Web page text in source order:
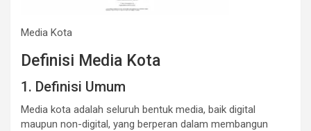
Media Kota
Definisi Media Kota
1. Definisi Umum
Media kota adalah seluruh bentuk media, baik digital
maupun non-digital, yang berperan dalam membangun